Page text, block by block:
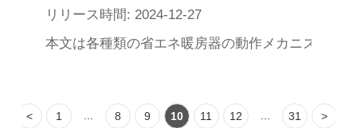
リリース時間: 2024-12-27
本文は各種類の省エネ暖房器の動作メカニズムを
< 1 8 9 10 11 12 31 >